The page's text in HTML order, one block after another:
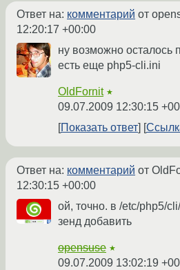
Ответ на: комментарий от
12:20:17 +00:00
ну возможно осталось
есть еще php5-cli.ini
OldFornit ★
09.07.2009 12:30:15
Показать ответ
Ответ на: комментарий от
12:30:15 +00:00
ой, точно. в /etc/php5/
зенд добавить
opensuse ★
09.07.2009 13:02:19